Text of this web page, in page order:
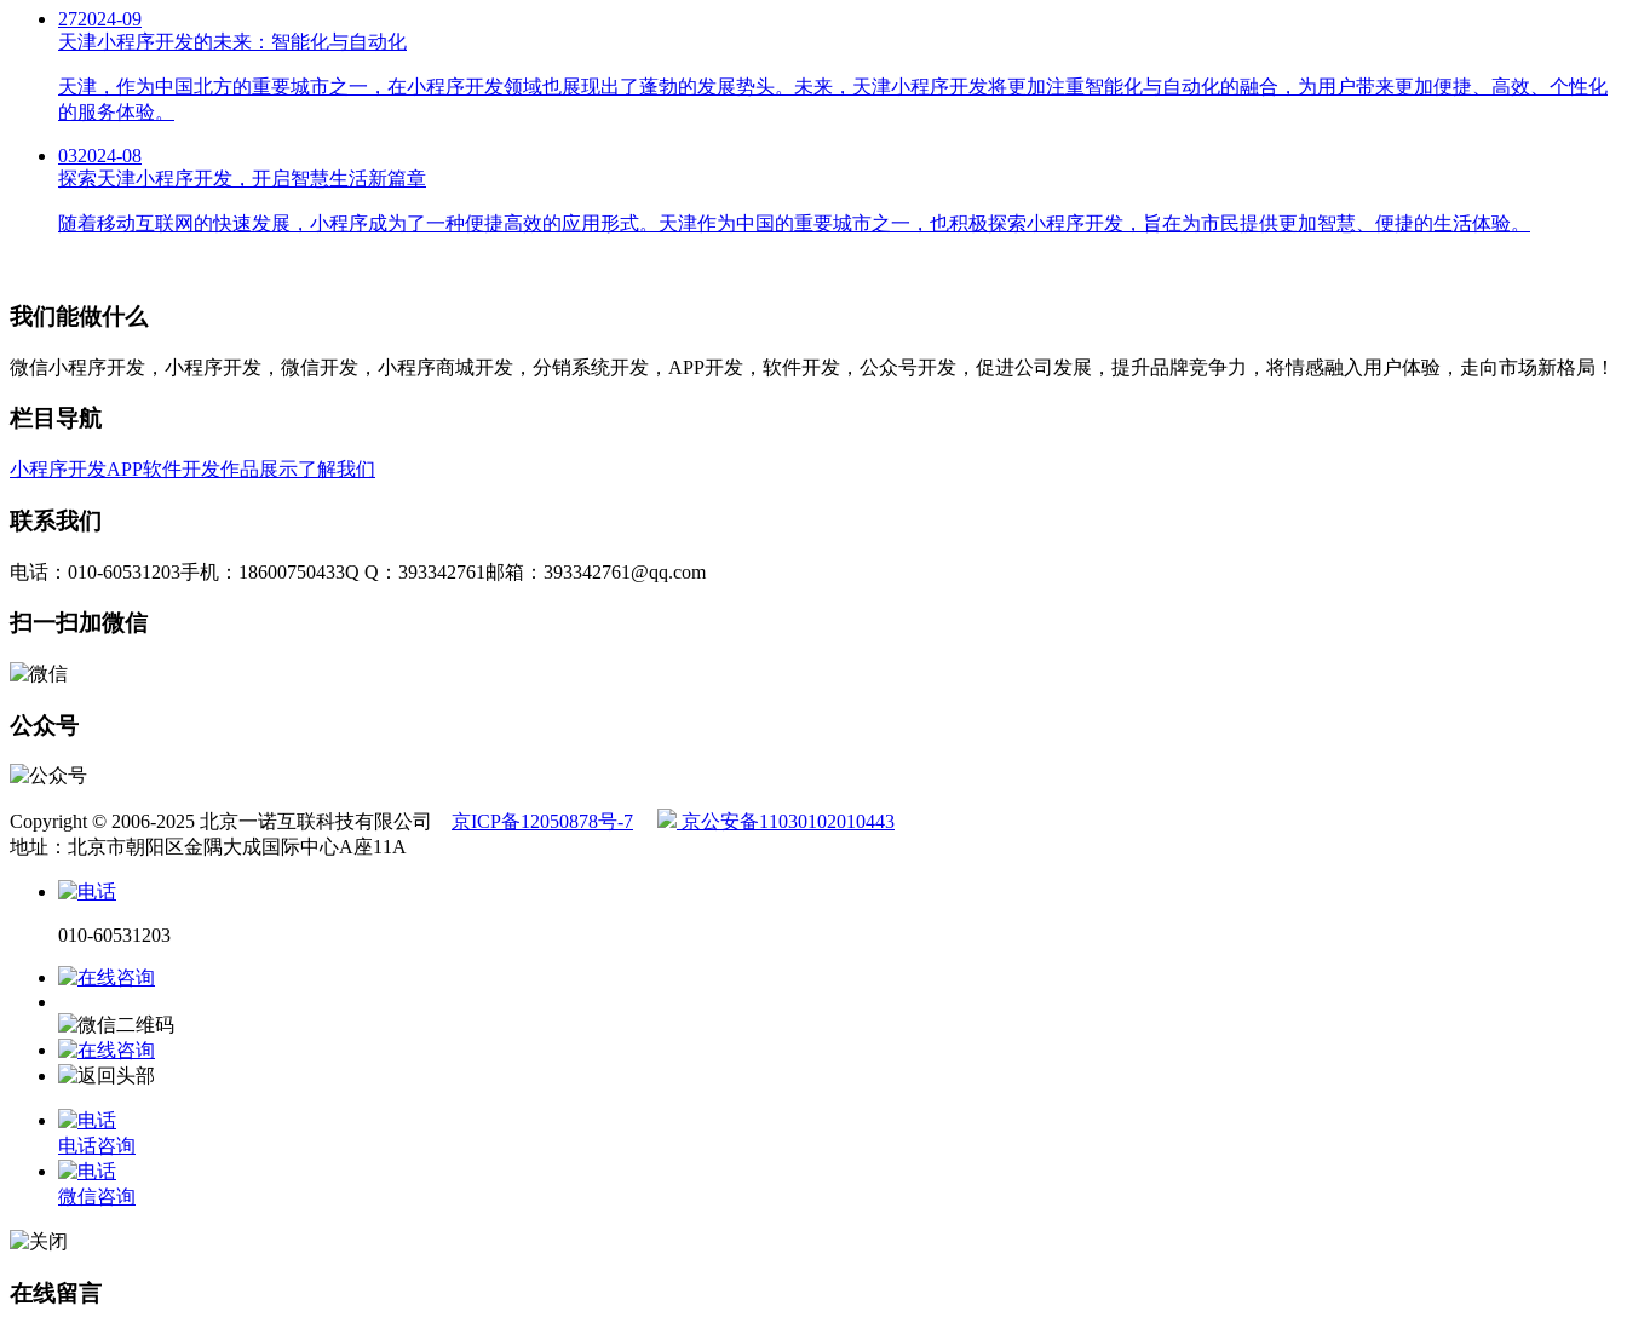
272024-09
天津小程序开发的未来：智能化与自动化
天津，作为中国北方的重要城市之一，在小程序开发领域也展现出了蓬勃的发展势头。未来，天津小程序开发将更加注重智能化与自动化的融合，为用户带来更加便捷、高效、个性化
的服务体验。
032024-08
探索天津小程序开发，开启智慧生活新篇章
随着移动互联网的快速发展，小程序成为了一种便捷高效的应用形式。天津作为中国的重要城市之一，也积极探索小程序开发，旨在为市民提供更加智慧、便捷的生活体验。
我们能做什么
微信小程序开发，小程序开发，微信开发，小程序商城开发，分销系统开发，APP开发，软件开发，公众号开发，促进公司发展，提升品牌竞争力，将情感融入用户体验，走向市场新格局！
栏目导航
小程序开发APP软件开发作品展示了解我们
联系我们
电话：010-60531203手机：18600750433Q Q：393342761 邮箱：393342761@qq.com
扫一扫加微信
公众号
Copyright © 2006-2025 北京一诺互联科技有限公司 京ICP备12050878号-7
京公安备11030102010443
地址：北京市朝阳区金隅大成国际中心A座11A
010-60531203
电话咨询
微信咨询
在线留言